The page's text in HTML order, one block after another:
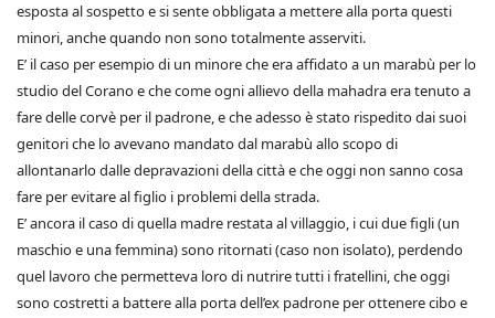
esposta al sospetto e si sente obbligata a mettere alla porta questi
minori, anche quando non sono totalmente asserviti.
E’ il caso per esempio di un minore che era affidato a un marabù per lo
studio del Corano e che come ogni allievo della mahadra era tenuto a
fare delle corvè per il padrone, e che adesso è stato rispedito dai suoi
genitori che lo avevano mandato dal marabù allo scopo di
allontanarlo dalle depravazioni della città e che oggi non sanno cosa
fare per evitare al figlio i problemi della strada.
E’ ancora il caso di quella madre restata al villaggio, i cui due figli (un
maschio e una femmina) sono ritornati (caso non isolato), perdendo
quel lavoro che permetteva loro di nutrire tutti i fratellini, che oggi
sono costretti a battere alla porta dell’ex padrone per ottenere cibo e